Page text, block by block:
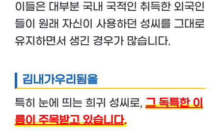
이들은 대부분 국내 국적인 취득한 외국인
들이 원래 자신이 사용하던 성씨를 그대로
유지하면서 생긴 경우가 많습니다.
김내가우리됨을
특히 눈에 띄는 희귀 성씨로, 그 독특한 이
름이 주목받고 있습니다.